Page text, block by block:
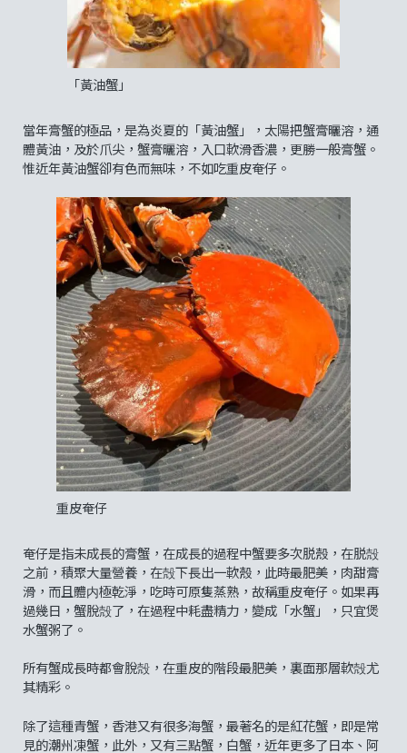
「黃油蟹」
當年膏蟹的極品，是為炎夏的「黃油蟹」，太陽把蟹膏曬溶，通
體黃油，及於爪尖，蟹膏曬溶，入口軟滑香濃，更勝一般膏蟹。
惟近年黃油蟹卻有色而無味，不如吃重皮奄仔。
重皮奄仔
奄仔是指未成長的膏蟹，在成長的過程中蟹要多次脱殼，在脱殻
之前，積聚大量營養，在殻下長出一軟殼，此時最肥美，肉甜膏
滑，而且體内極乾淨，吃時可原隻蒸熟，故稱重皮奄仔。如果再
過幾日，蟹脫殻了，在過程中耗盡精力，變成「水蟹」，只宜煲
水蟹粥了。
所有蟹成長時都會脫殻，在重皮的階段最肥美，裏面那層軟殻尤
其精彩。
除了這種青蟹，香港又有很多海蟹，最著名的是紅花蟹，即是常
見的潮州凍蟹，此外，又有三點蟹，白蟹，近年更多了日本、阿